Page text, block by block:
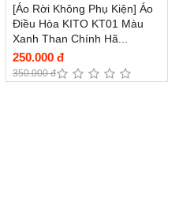
[Áo Rời Không Phụ Kiện] Áo
Điều Hòa KITO KT01 Màu
Xanh Than Chính Hã...
250.000 đ
350.000 đ